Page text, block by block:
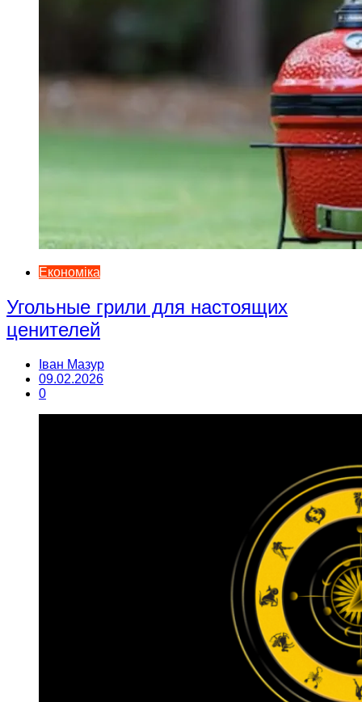
Економіка
Угольные грили для настоящих
ценителей
Іван Мазур
09.02.2026
0